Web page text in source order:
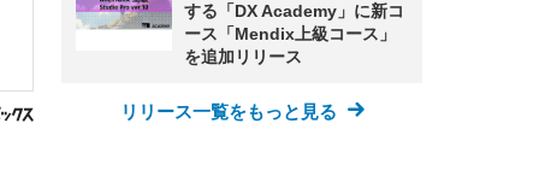
する「DX Academy」に新コ
ース「Mendix上級コース」
を追加リリース
リリース一覧をもっと見る